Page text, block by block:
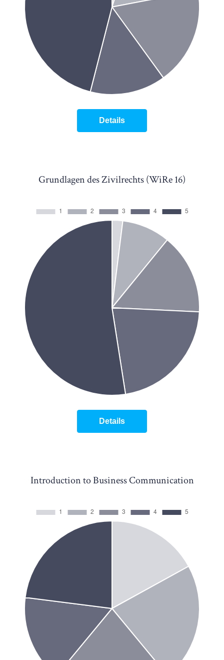
Details
Grundlagen des Zivilrechts (WiRe 16)
Details
Introduction to Business Communication